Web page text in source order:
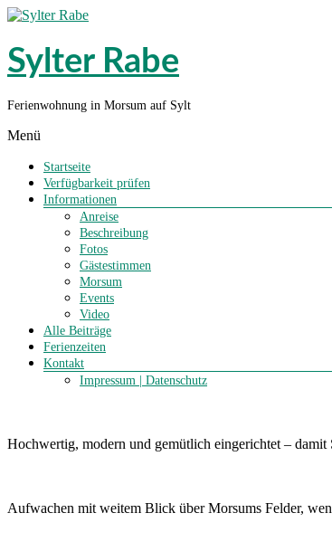
Sylter Rabe
Ferienwohnung in Morsum auf Sylt
Menü
Startseite
Verfügbarkeit prüfen
Informationen
Anreise
Beschreibung
Fotos
Gästestimmen
Morsum
Events
Video
Alle Beiträge
Ferienzeiten
Kontakt
Impressum | Datenschutz
Hochwertig, modern und gemütlich eingerichtet –
Aufwachen mit weitem Blick über Morsums Felder,